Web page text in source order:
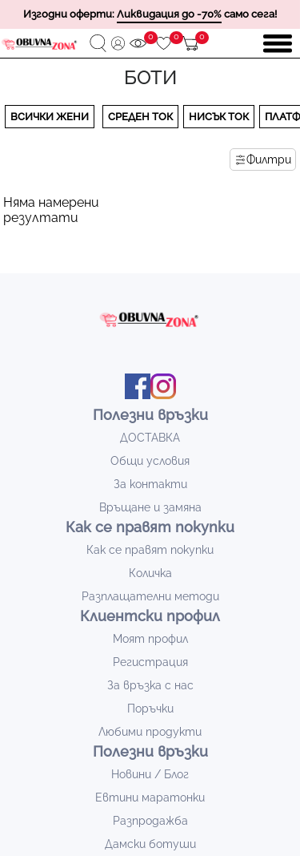
Изгодни оферти: Ликвидация до -70% само сега!
0 0 0
БОТИ
ВСИЧКИ ЖЕНИ СРЕДЕН ТОК НИСЪК ТОК
Филтри
Няма намерени
резултати
Полезни връзки
ДОСТАВКА
Общи условия
За контакти
Връщане и замяна
Как се правят покупки
Как се правят покупки
Количка
Разплащателни методи
Клиентски профил
Моят профил
Регистрация
За връзка с нас
Поръчки
Любими продукти
Полезни връзки
Новини / Блог
Евтини маратонки
Разпродажба
Дамски ботуши